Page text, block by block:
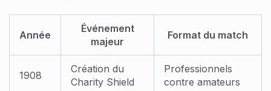
Année
Événement
majeur
Format du match
1908
Création du
Charity Shield
Professionnels
contre amateurs